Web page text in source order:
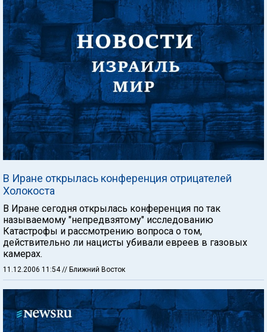
В Иране открылась конференция отрицателей
Холокоста
В Иране сегодня открылась конференция по так
называемому "непредвзятому" исследованию
Катастрофы и рассмотрению вопроса о том,
действительно ли нацисты убивали евреев в газовых
камерах.
11.12.2006 11:54 // Ближний Восток